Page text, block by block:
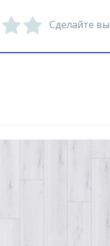
Сделайте